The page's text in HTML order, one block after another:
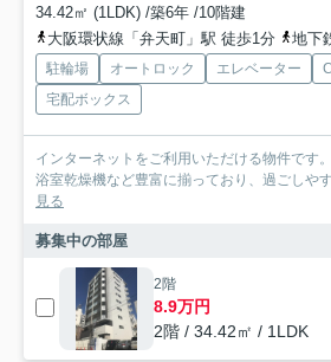
34.42㎡ (1LDK) /築6年 /10階建
大阪環状線「弁天町」駅 徒歩1分
地下鉄
駐輪場 オートロック エレベーター
宅配ボックス
インターネットをご利用いただける物件です
浴室乾燥機など豊富に揃っており、過ごしや
見る
募集中の部屋
2階
8.9万円
2階 / 34.42㎡ / 1LDK